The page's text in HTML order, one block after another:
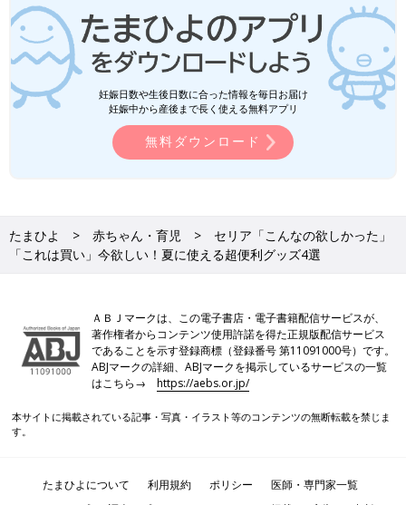
妊娠日数や生後日数に合った情報を毎日お届け
妊娠中から産後まで長く使える無料アプリ
無料ダウンロード
たまひよ 赤ちゃん・育児
セリア「こんなの欲しかった」
「これは買い」今欲しい！夏に使える超便利グッズ4選
ＡＢＪマークは、この電子書店・電子書籍配信サービスが、
著作権者からコンテンツ使用許諾を得た正規版配信サービス
であることを示す登録商標（登録番号 第11091000号）です。
ABJマークの詳細、ABJマークを掲示しているサービスの一覧
はこちら→https://aebs.or.jp/
本サイトに掲載されている記事・写真・イラスト等のコンテンツの無断転載を禁じま
す。
たまひよについて 利用規約 ポリシー
医師・専門家一覧